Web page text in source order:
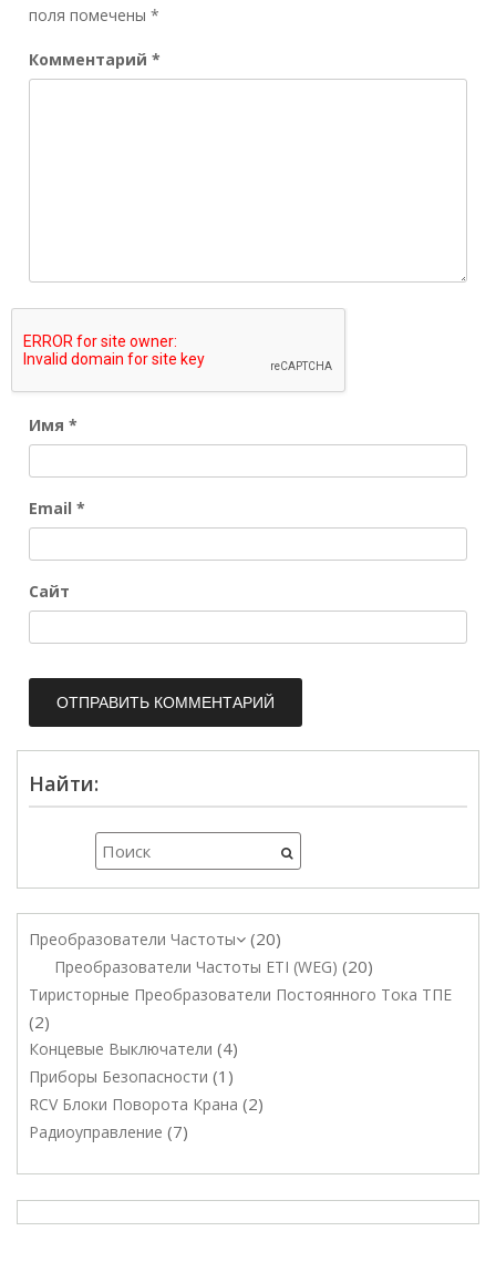
поля помечены *
Комментарий *
Имя *
Email *
Сайт
Найти:
Преобразователи Частоты 20
Преобразователи Частоты ETI (WEG) 20
Тиристорные Преобразователи Постоянного Тока ТПЕ
2
Концевые Выключатели 4
Приборы Безопасности 1
RCV Блоки Поворота Крана 2
Радиоуправление 7